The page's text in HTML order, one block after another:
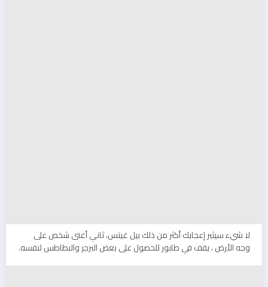
لا شيء سيثير إعجابك أكثر من ذلك بيل غيتس، ثاني أغنى شخص على
وجه الأرض ، يقف في طابور للحصول على بعض البرجر والبطاطس لنفسه.